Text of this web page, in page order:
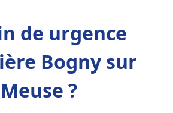
de urgence
Bogny sur
Meuse ?